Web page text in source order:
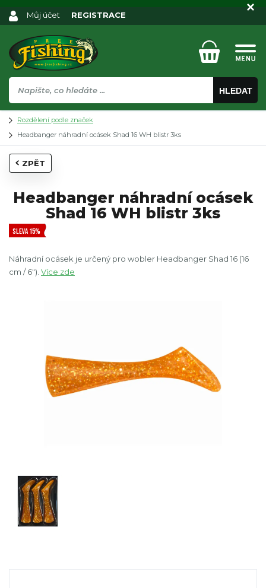
HLEDAT
Můj účet REGISTRACE
Rozdělení podle značek
Headbanger náhradní ocásek Shad 16 WH blistr 3ks
ZPĚT
Headbanger náhradní ocásek
Shad 16 WH blistr 3ks
SLEVA 15%
Náhradní ocásek je určený pro wobler Headbanger Shad 16 (16
cm / 6"). Více zde